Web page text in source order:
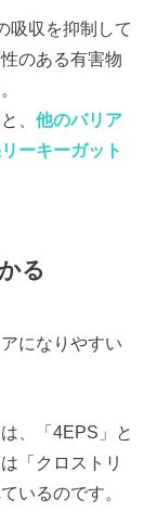
吸収を抑制して
のある有害物
、他のバリア
ーキーガット
る
になりやすい
、「4EPS」と
「クロストリ
いるのです。